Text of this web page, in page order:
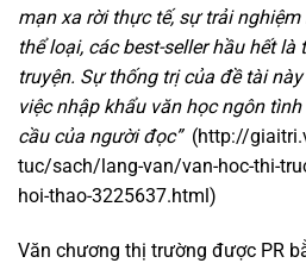
mạn xa rời thực tế, sự trải nghiệm
thể loại, cácbest-seller hầu hết là
truyện. Sự thống trị của đề tài
việc nhập khẩu văn học ngôn
cầu của người đọc”(http://
tuc/sach/lang-van/van-hoc-thi-
hoi-thao-3225637.html)
Văn chương thị trường được PR